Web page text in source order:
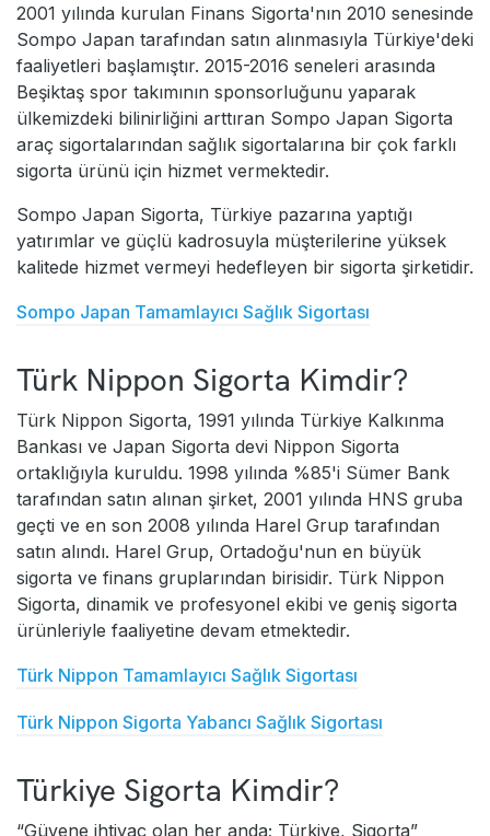
2001 yılında kurulan Finans Sigorta'nın 2010 senesinde
Sompo Japan tarafından satın alınmasıyla Türkiye'deki
faaliyetleri başlamıştır. 2015-2016 seneleri arasında
Beşiktaş spor takımının sponsorluğunu yaparak
ülkemizdeki bilinirliğini arttıran Sompo Japan Sigorta
araç sigortalarından sağlık sigortalarına bir çok farklı
sigorta ürünü için hizmet vermektedir.
Sompo Japan Sigorta, Türkiye pazarına yaptığı
yatırımlar ve güçlü kadrosuyla müşterilerine yüksek
kalitede hizmet vermeyi hedefleyen bir sigorta şirketidir.
Sompo Japan Tamamlayıcı Sağlık Sigortası
Türk Nippon Sigorta Kimdir?
Türk Nippon Sigorta, 1991 yılında Türkiye Kalkınma
Bankası ve Japan Sigorta devi Nippon Sigorta
ortaklığıyla kuruldu. 1998 yılında %85'i Sümer Bank
tarafından satın alınan şirket, 2001 yılında HNS gruba
geçti ve en son 2008 yılında Harel Grup tarafından
satın alındı. Harel Grup, Ortadoğu'nun en büyük
sigorta ve finans gruplarından birisidir. Türk Nippon
Sigorta, dinamik ve profesyonel ekibi ve geniş sigorta
ürünleriyle faaliyetine devam etmektedir.
Türk Nippon Tamamlayıcı Sağlık Sigortası
Türk Nippon Sigorta Yabancı Sağlık Sigortası
Türkiye Sigorta Kimdir?
“Güvene ihtiyaç olan her anda; Türkiye, Sigorta”